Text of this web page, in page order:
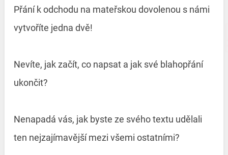
Přání k odchodu na mateřskou dovolenou s námi
vytvoříte jedna dvě!
Nevíte, jak začít, co napsat a jak své blahopřání
ukončit?
Nenapadá vás, jak byste ze svého textu udělali
ten nejzajímavější mezi všemi ostatními?